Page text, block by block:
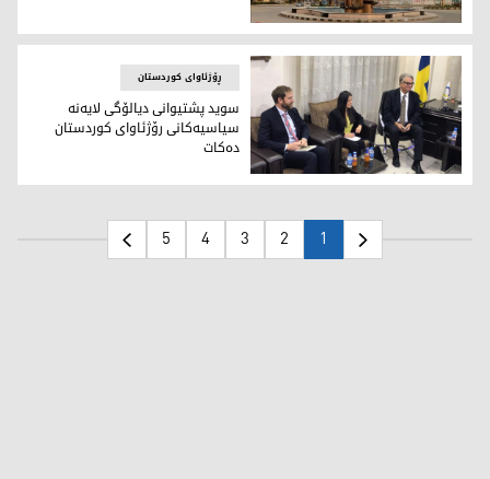
له‌ سنووری دێرك فڕۆكه‌كانی توركیا بۆردومانی چه‌ند
سوید پشتیوانی دیالۆگی لایەنە سیاسیەكانی رۆژئاوای
ڕۆژئاوای کوردستان
سوید پشتیوانی دیالۆگی لایەنە
سیاسیەكانی رۆژئاوای كوردستان
دەكات
1
2
3
4
5